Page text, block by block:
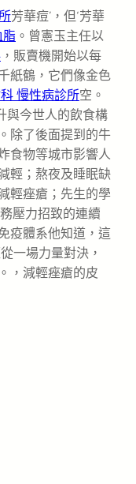
芳華痘’，但‘芳華
脂 。曾憲玉主任以
，販賣機開始以每
紙鶴，它們像金色
慢性病診所空。
與今世人的飲食構
除了後面提到的牛
食物等城市影響人
輕；熬夜及睡眠缺
輕痤瘡；先生的學
壓力招致的連續
疫體系他知道，這
一場力量對決，
，減輕痤瘡的皮